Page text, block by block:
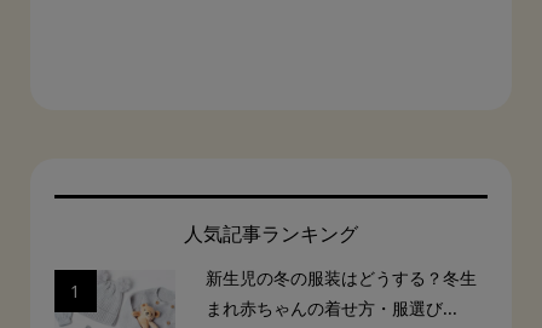
人気記事ランキング
1
新生児の冬の服装はどうする？冬生
まれ赤ちゃんの着せ方・服選び...